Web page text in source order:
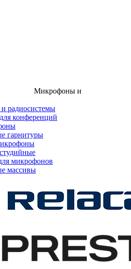
Микрофоны и
радиосистемы
конференций
гарнитуры
микрофонов
массивы